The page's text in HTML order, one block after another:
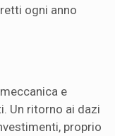
ogni anno
e
Un ritorno ai dazi
proprio